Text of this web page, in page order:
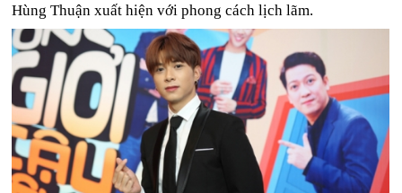
Hùng Thuận xuất hiện với phong cách lịch lãm.